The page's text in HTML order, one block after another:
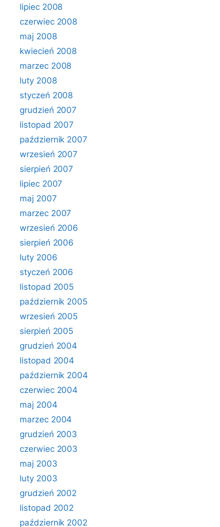
lipiec 2008
czerwiec 2008
maj 2008
kwiecień 2008
marzec 2008
luty 2008
styczeń 2008
grudzień 2007
listopad 2007
październik 2007
wrzesień 2007
sierpień 2007
lipiec 2007
maj 2007
marzec 2007
wrzesień 2006
sierpień 2006
luty 2006
styczeń 2006
listopad 2005
październik 2005
wrzesień 2005
sierpień 2005
grudzień 2004
listopad 2004
październik 2004
czerwiec 2004
maj 2004
marzec 2004
grudzień 2003
czerwiec 2003
maj 2003
luty 2003
grudzień 2002
listopad 2002
październik 2002